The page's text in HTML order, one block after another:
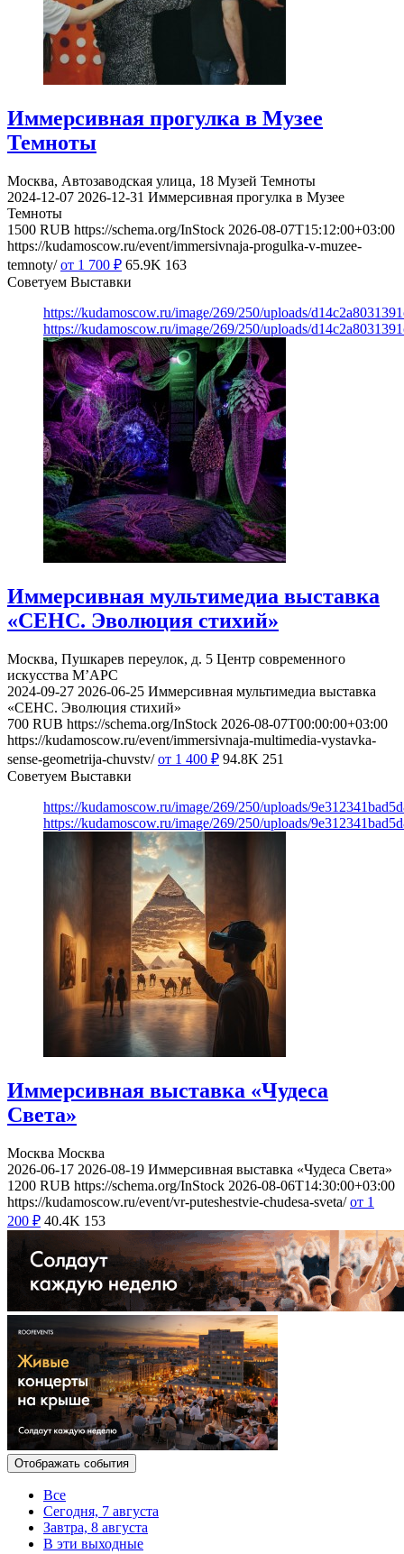
Иммерсивная прогулка в Музее
Темноты
Москва, Автозаводская улица, 18 Музей Темноты
2024-12-07 2026-12-31 Иммерсивная прогулка в Музее
Темноты
1500 RUB https://schema.org/InStock 2026-08-07T15:12:00+03:00
https://kudamoscow.ru/event/immersivnaja-progulka-v-muzee-
temnoty/ от 1 700 ₽ 65.9K 163
Советуем Выставки
https://kudamoscow.ru/image/269/250/uploads/
https://kudamoscow.ru/image/269/250/uploads/
Иммерсивная мультимедиа выставка
«СЕНС. Эволюция стихий»
Москва, Пушкарев переулок, д. 5 Центр современного
искусства М’АРС
2024-09-27 2026-06-25 Иммерсивная мультимедиа выставка
«СЕНС. Эволюция стихий»
700 RUB https://schema.org/InStock 2026-08-07T00:00:00+03:00
https://kudamoscow.ru/event/immersivnaja-multimedia-vystavka-
sense-geometrija-chuvstv/ от 1 400 ₽ 94.8K 251
Советуем Выставки
https://kudamoscow.ru/image/269/250/uploads/
https://kudamoscow.ru/image/269/250/uploads/
Иммерсивная выставка «Чудеса
Света»
Москва Москва
2026-06-17 2026-08-19 Иммерсивная выставка «Чудеса Света»
1200 RUB https://schema.org/InStock 2026-08-06T14:30:00+03:00
https://kudamoscow.ru/event/vr-puteshestvie-chudesa-sveta/ от 1
200 ₽ 40.4K 153
Отображать события
Все
Сегодня, 7 августа
Завтра, 8 августа
В эти выходные